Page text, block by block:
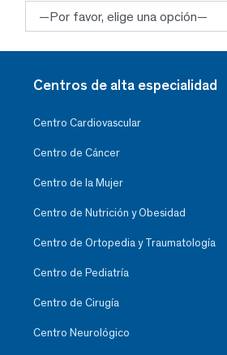
Centros de alta especialidad
Centro Cardiovascular
Centro de Cáncer
Centro de la Mujer
Centro de Nutrición y Obesidad
Centro de Ortopedia y Traumatología
Centro de Pediatría
Centro de Cirugía
Centro Neurológico